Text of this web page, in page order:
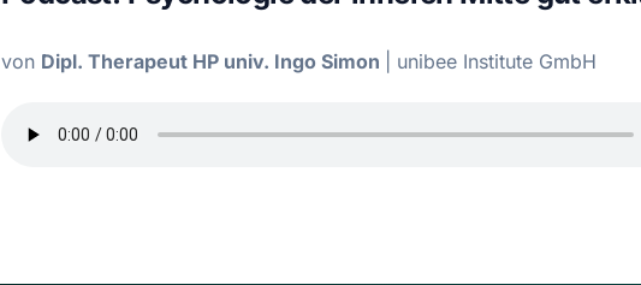
von Dipl. Therapeut HP univ. Ingo Simon unibee Institute GmbH